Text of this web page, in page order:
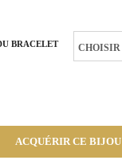
BRACELET
ACQUÉRIR CE BIJOU